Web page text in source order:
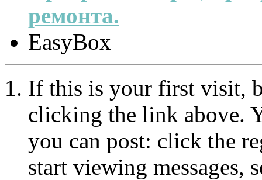
ремонта.
EasyBox
If this is your first visit,
clicking the link above.
you can post: click the
start viewing messages,